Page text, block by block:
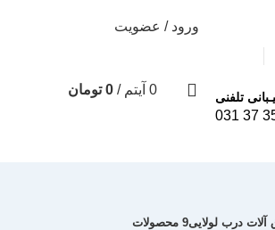
ورود / عضویت
تلفنی 0 آیتم /
0 تومان
آلات درب لولایی9 محصولات